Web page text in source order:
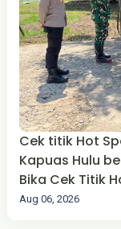
Cek titik Hot
Kapuas Hulu
Bika Cek Titik
Kecamatan
Aug 06, 2026